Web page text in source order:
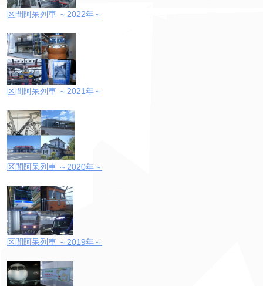
区間阿呆列車 ～2022年～
区間阿呆列車 ～2021年～
区間阿呆列車 ～2020年～
区間阿呆列車 ～2019年～